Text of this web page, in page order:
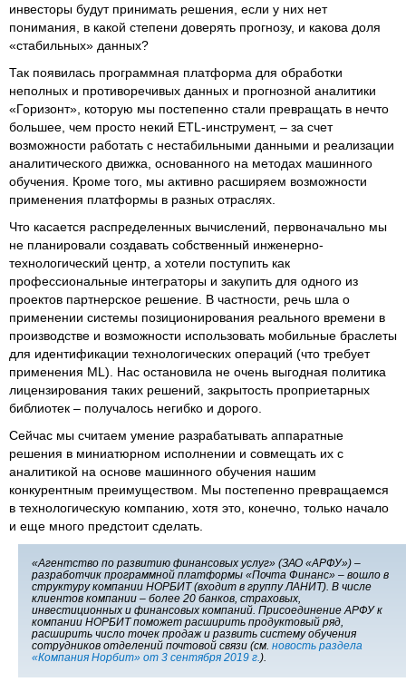
инвесторы будут принимать решения, если у них нет
понимания, в какой степени доверять прогнозу, и какова доля
«стабильных» данных?
Так появилась программная платформа для обработки
неполных и противоречивых данных и прогнозной аналитики
«Горизонт», которую мы постепенно стали превращать в нечто
большее, чем просто некий ETL-инструмент, – за счет
возможности работать с нестабильными данными и реализации
аналитического движка, основанного на методах машинного
обучения. Кроме того, мы активно расширяем возможности
применения платформы в разных отраслях.
Что касается распределенных вычислений, первоначально мы
не планировали создавать собственный инженерно-
технологический центр, а хотели поступить как
профессиональные интеграторы и закупить для одного из
проектов партнерское решение. В частности, речь шла о
применении системы позиционирования реального времени в
производстве и возможности использовать мобильные браслеты
для идентификации технологических операций (что требует
применения ML). Нас остановила не очень выгодная политика
лицензирования таких решений, закрытость проприетарных
библиотек – получалось негибко и дорого.
Сейчас мы считаем умение разрабатывать аппаратные
решения в миниатюрном исполнении и совмещать их с
аналитикой на основе машинного обучения нашим
конкурентным преимуществом. Мы постепенно превращаемся
в технологическую компанию, хотя это, конечно, только начало
и еще много предстоит сделать.
«Агентство по развитию финансовых услуг» (ЗАО «АРФУ») –
разработчик программной платформы «Почта Финанс» – вошло в
структуру компании НОРБИТ (входит в группу ЛАНИТ). В числе
клиентов компании – более 20 банков, страховых,
инвестиционных и финансовых компаний. Присоединение АРФУ к
компании НОРБИТ поможет расширить продуктовый ряд,
расширить число точек продаж и развить систему обучения
сотрудников отделений почтовой связи (см. новость раздела
«Компания Норбит» от 3 сентября 2019 г. ).